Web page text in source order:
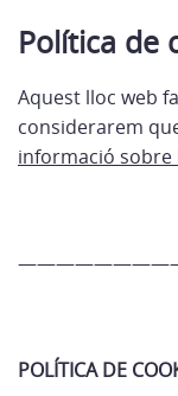
Política de
Aquest lloc web
considerarem
informació sobre
POLÍTICA DE